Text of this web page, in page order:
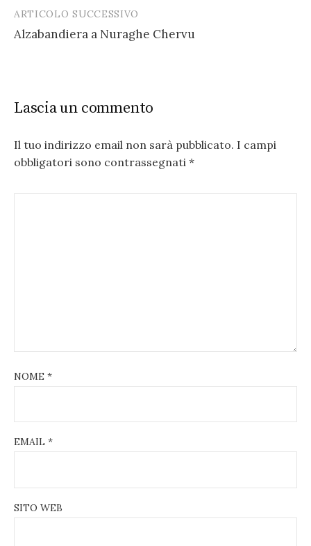
ARTICOLO SUCCESSIVO
Alzabandiera a Nuraghe Chervu
Lascia un commento
Il tuo indirizzo email non sarà pubblicato. I campi
obbligatori sono contrassegnati *
NOME *
EMAIL *
SITO WEB